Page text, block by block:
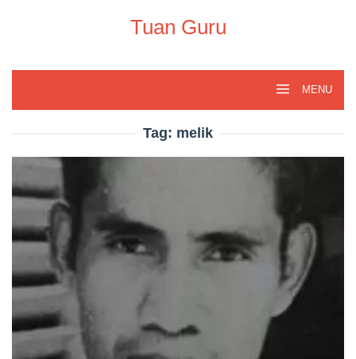
Tuan Guru
MENU
Tag: melik